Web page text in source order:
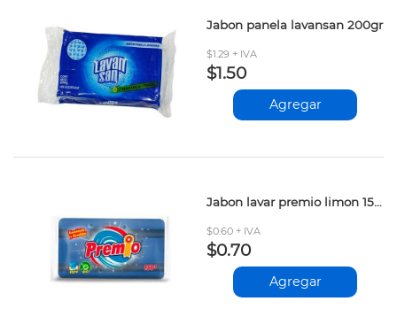
Jabon panela lavansan 200gr
$1.29 + IVA
$1.50
Agregar
Jabon lavar premio limon 150gr
$0.60 + IVA
$0.70
Agregar